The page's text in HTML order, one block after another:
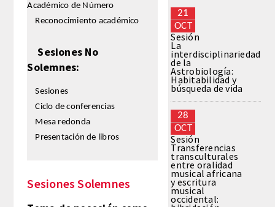
REGLAMENTO
ACADÉMICOS
DERECHO
Académico de Número
Reconocimiento académico
Sesiones No
Solemnes:
Sesiones
Ciclo de conferencias
Mesa redonda
Presentación de libros
Sesiones Solemnes
21
OCT
Sesión
La
interdisciplinariedad
de la
Astrobiología:
Habitabilidad y
búsqueda de vida
28
OCT
Sesión
Transferencias
transculturales
entre oralidad
musical africana
y escritura
musical
occidental: